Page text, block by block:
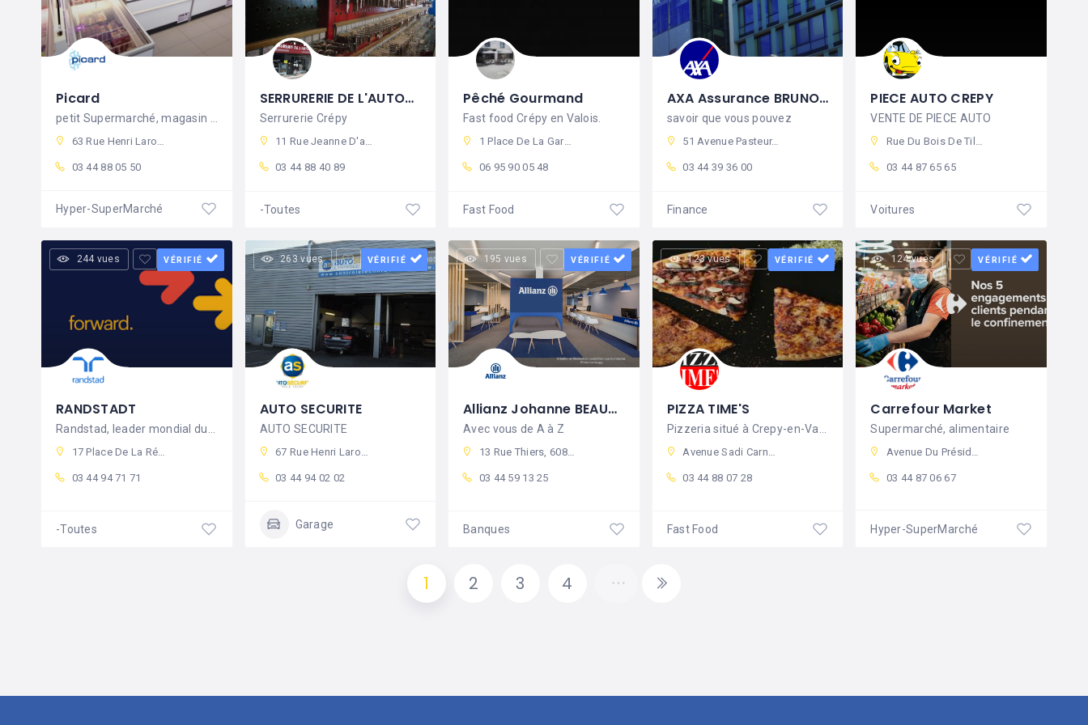
Picard
63 Rue Henri Laroche, 60800 Crépy-en-Valois, France
03 44 88 05 50
Hyper-SuperMarché Fermé
SERRURERIE DE L'AUTOMNE
Serrurerie Crépy
11 Rue Jeanne D'arc, 60800 Crépy-en-Valois, France
03 44 88 40 89
-Toutes
Pêché Gourmand
Fast food Crépy en Valois.
1 Place De La Gare, 60800 Crépy-en-Valois, France
06 95 90 05 48
Fast Food
AXA Assurance BRUNO FORTIER
savoir que vous pouvez
51 Avenue Pasteur, 60800 Crépy-en-Valois, France
03 44 39 36 00
Finance
PIECE AUTO CREPY
VENTE DE PIECE AUTO
Rue Du Bois De Tillet, 60800 Crépy-en-Valois, France
03 44 87 65 65
Voitures
244 vues VÉRIFIÉ
RANDSTADT
17 Place De La République, 60800 Crépy-en-Valois, France
03 44 94 71 71
-Toutes
263 vues VÉRIFIÉ
AUTO SECURITE
AUTO SECURITE
67 Rue Henri Laroche, 60800 Crépy-en-Valois, France
03 44 94 02 02
Garage
195 vues VÉRIFIÉ
Allianz Johanne BEAUDRY
Avec vous de A à Z
13 Rue Thiers, 60800 Crépy-en-Valois, France
03 44 59 13 25
Banques
123 vues VÉRIFIÉ
PIZZA TIME'S
Avenue Sadi Carnot, 60800 Crépy-en-Valois, France
03 44 88 07 28
Fast Food
124 vues VÉRIFIÉ
Carrefour Market
Supermarché, alimentaire
Avenue Du Président John Kennedy, 60800 Crépy-en-Valois, France
03 44 87 06 67
Hyper-SuperMarché Fermé
1 2 3 4